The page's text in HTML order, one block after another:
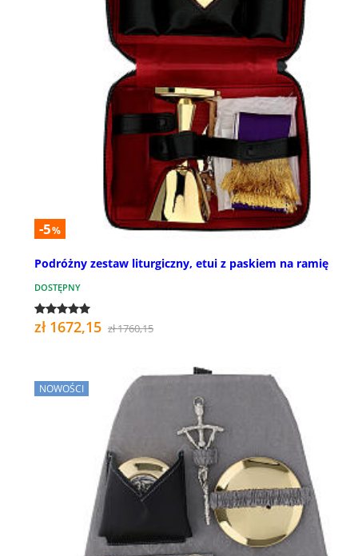
-5%
Podróżny zestaw liturgiczny, etui z paskiem na ramię
DOSTĘPNY
zł 1672,15 zł 1760,15
NOWOŚCI